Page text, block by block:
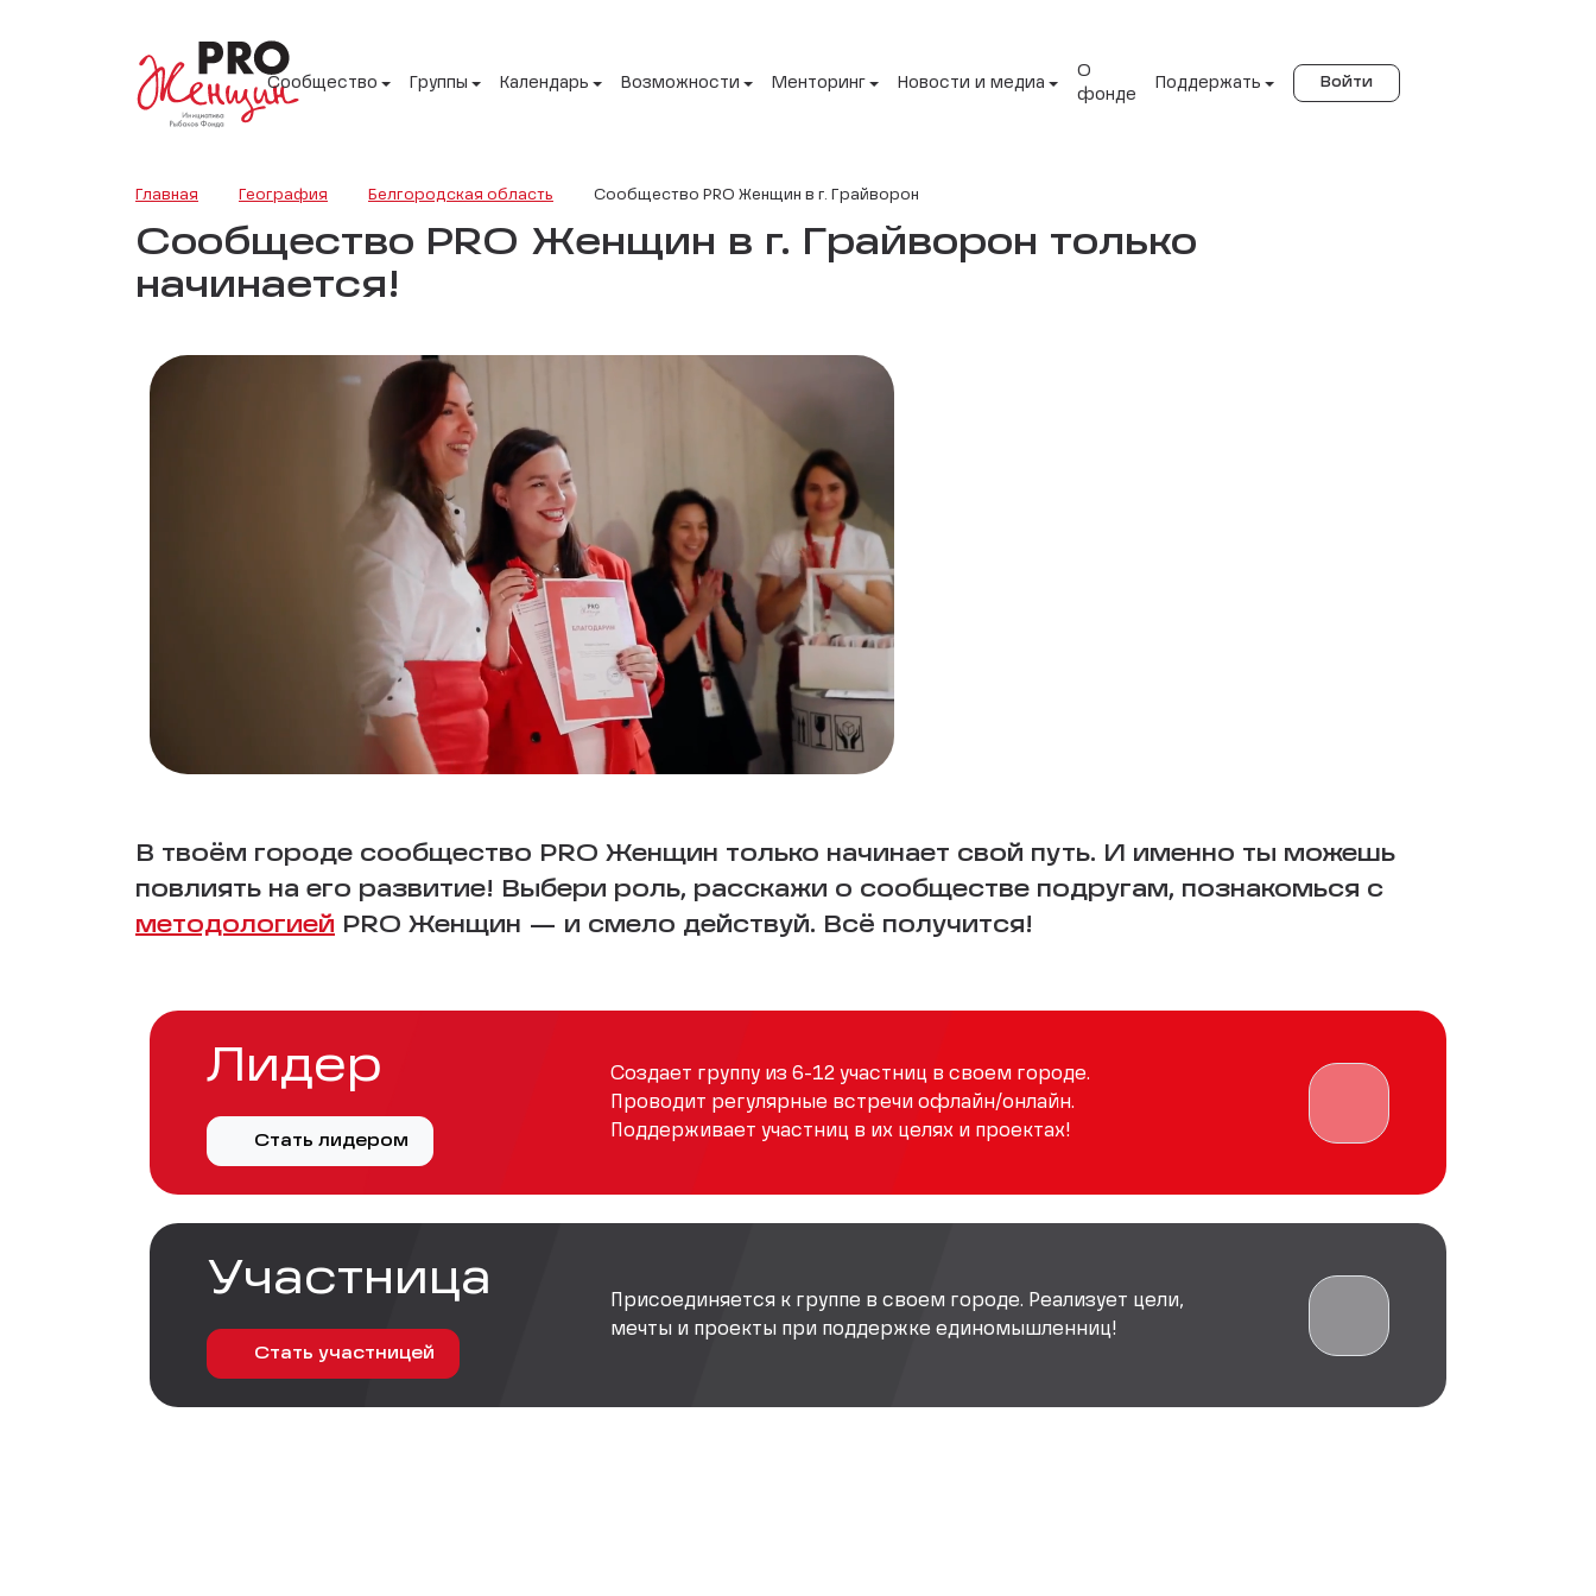
Сообщество Группы Календарь Возможности Менторинг Новости и медиа
О
фонде
Поддержать Войти
Главная География Белгородская область Сообщество PRO Женщин в г. Грайворон
Сообщество PRO Женщин в г. Грайворон только
начинается!
В твоём городе сообщество PRO Женщин только начинает свой путь. И именно ты можешь
повлиять на его развитие! Выбери роль, расскажи о сообществе подругам, познакомься с
методологией PRO Женщин — и смело действуй. Всё получится!
Лидер
Стать лидером
Создает группу из 6-12 участниц в своем городе.
Проводит регулярные встречи офлайн/онлайн.
Поддерживает участниц в их целях и проектах!
Участница
Стать участницей
Присоединяется к группе в своем городе. Реализует цели,
мечты и проекты при поддержке единомышленниц!